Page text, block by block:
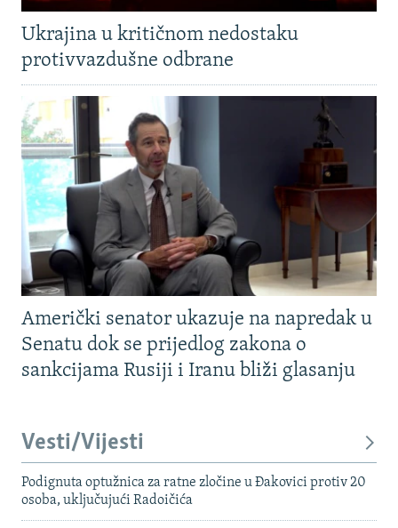
Ukrajina u kritičnom nedostaku
protivvazdušne odbrane
Američki senator ukazuje na napredak u
Senatu dok se prijedlog zakona o
sankcijama Rusiji i Iranu bliži glasanju
Vesti/Vijesti
Podignuta optužnica za ratne zločine u Đakovici protiv 20
osoba, uključujući Radoičića